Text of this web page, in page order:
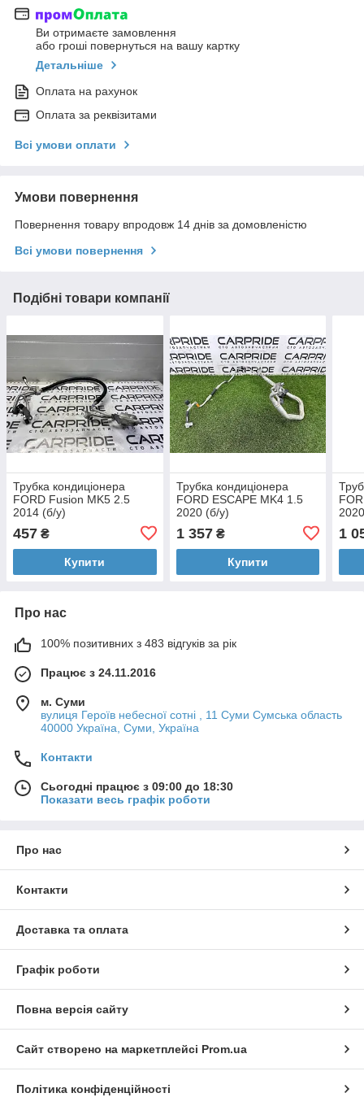
Ви отримаєте замовлення
або гроші повернуться на вашу картку
Детальніше
Оплата на рахунок
Оплата за реквізитами
Всі умови оплати
Умови повернення
Повернення товару впродовж 14 днів за домовленістю
Всі умови повернення
Подібні товари компанії
Трубка кондиціонера
FORD Fusion MK5 2.5
2014 (б/у)
457 ₴
Купити
Трубка кондиціонера
FORD ESCAPE MK4 1.5
2020 (б/у)
1 357₴
Купити
1
Про нас
100% позитивних з 483 відгуків за рік
Працює з 24.11.2016
м. Суми
вулиця Героїв небесної сотні , 11 Суми Сумська область
40000 Україна, Суми, Україна
Контакти
Сьогодні працює з 09:00 до 18:30
Показати весь графік роботи
Про нас
Контакти
Доставка та оплата
Графік роботи
Повна версія сайту
Сайт створено на маркетплейсі Prom.ua
Політика конфіденційності